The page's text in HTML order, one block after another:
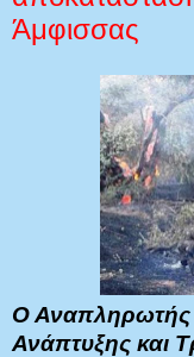
Άμφισσας
Ο Αναπληρωτής
Ανάπτυξης και